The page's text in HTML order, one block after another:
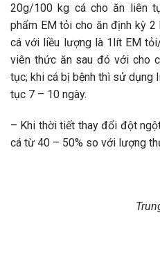
20g/100 kg cá cho ăn liên
phẩm EM tỏi cho ăn định kỳ
cá với liều lượng là 1lít EM
viên thức ăn sau đó với cho
tục; khi cá bị bệnh thì sử dụng
tục 7 – 10 ngày.
– Khi thời tiết thay đổi đột
cá từ 40 – 50% so với lượng